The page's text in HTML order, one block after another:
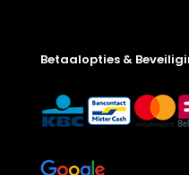
Betaalopties &